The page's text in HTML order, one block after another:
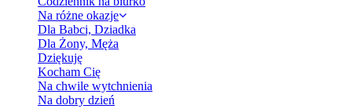
Na różne okazje
Dla Babci, Dziadka
Dla Żony, Męża
Dziękuję
Kocham Cię
Na chwile wytchnienia
Na dobry dzień